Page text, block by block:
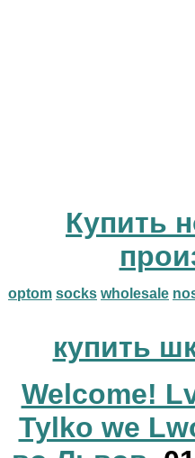
Купить
optom socks wholesale
купить
Welcome!
Tylko we